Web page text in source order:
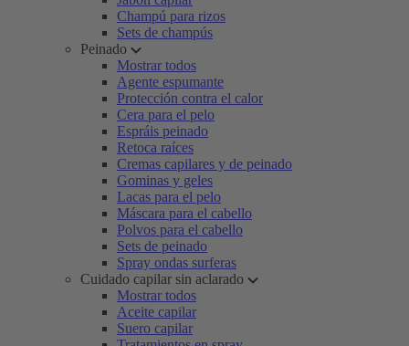
Champú para rizos
Sets de champús
Peinado
Mostrar todos
Agente espumante
Protección contra el calor
Cera para el pelo
Espráis peinado
Retoca raíces
Cremas capilares y de peinado
Gominas y geles
Lacas para el pelo
Máscara para el cabello
Polvos para el cabello
Sets de peinado
Spray ondas surferas
Cuidado capilar sin aclarado
Mostrar todos
Aceite capilar
Suero capilar